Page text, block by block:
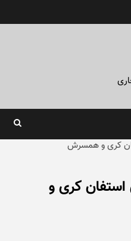
کری و همسرش
کری و